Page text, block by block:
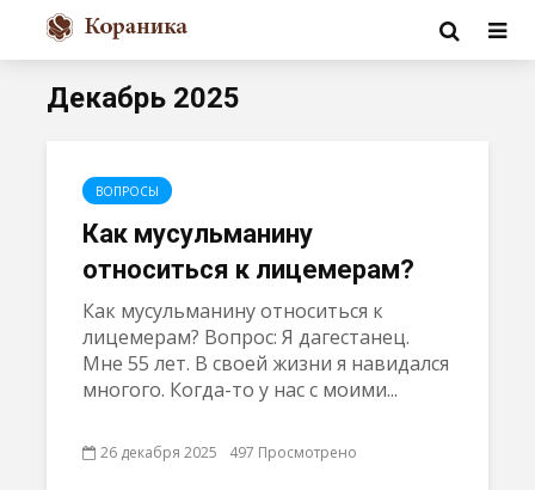
Декабрь 2025
ВОПРОСЫ
Как мусульманину
относиться к лицемерам?
Как мусульманину относиться к
лицемерам? Вопрос: Я дагестанец.
Мне 55 лет. В своей жизни я навидался
многого. Когда-то у нас с моими...
26 декабря 2025 497 Просмотрено